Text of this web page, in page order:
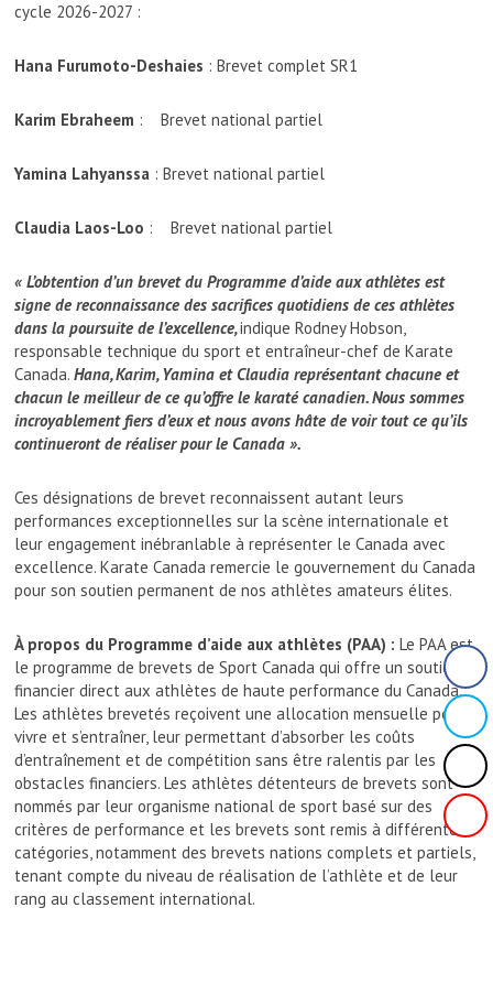
cycle 2026-2027 :
Hana Furumoto-Deshaies : Brevet complet SR1
Karim Ebraheem : Brevet national partiel
Yamina Lahyanssa : Brevet national partiel
Claudia Laos-Loo : Brevet national partiel
« L’obtention d’un brevet du Programme d’aide aux athlètes est
signe de reconnaissance des sacrifices quotidiens de ces athlètes
dans la poursuite de l’excellence,indique Rodney Hobson,
responsable technique du sport et entraîneur-chef de Karate
Canada.Hana, Karim, Yamina et Claudia représentant chacune et
chacun le meilleur de ce qu’offre le karaté canadien. Nous sommes
incroyablement fiers d’eux et nous avons hâte de voir tout ce qu’ils
continueront de réaliser pour le Canada ».
Ces désignations de brevet reconnaissent autant leurs
performances exceptionnelles sur la scène internationale et
leur engagement inébranlable à représenter le Canada avec
excellence. Karate Canada remercie le gouvernement du Canada
pour son soutien permanent de nos athlètes amateurs élites.
À propos du Programme d’aide aux athlètes (PAA) :Le PAA est
le programme de brevets de Sport Canada qui offre un soutien
financier direct aux athlètes de haute performance du Canada.
Les athlètes brevetés reçoivent une allocation mensuelle pour
vivre et s’entraîner, leur permettant d’absorber les coûts
d’entraînement et de compétition sans être ralentis par les
obstacles financiers. Les athlètes détenteurs de brevets sont
nommés par leur organisme national de sport basé sur des
critères de performance et les brevets sont remis à différentes
catégories, notamment des brevets nations complets et partiels,
tenant compte du niveau de réalisation de l’athlète et de leur
rang au classement international.